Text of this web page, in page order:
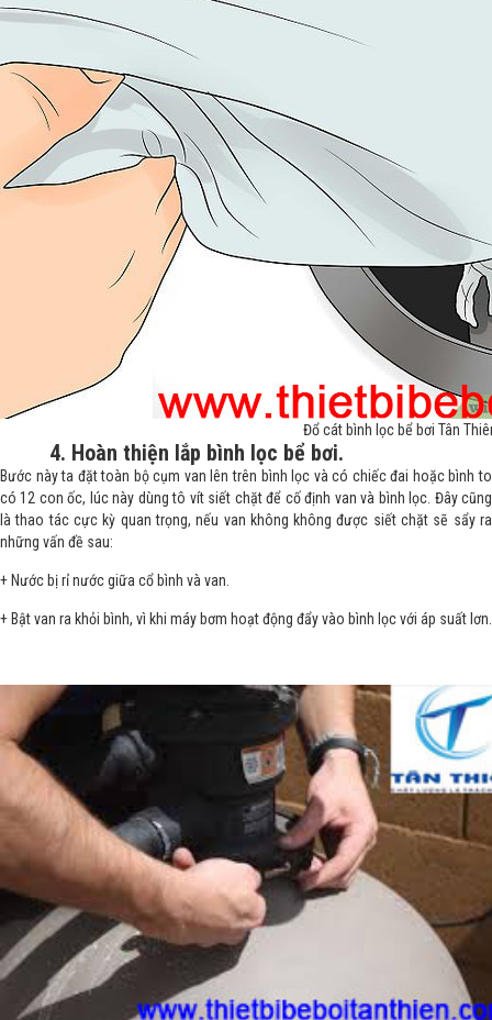
Đổ cát bình lọc bể bơi Tân
4. Hoàn thiện lắp bình lọc bể bơi.
Bước này ta đặt toàn bộ cụm van lên trên bình lọc và có chiếc đai hoặc bình to
có 12 con ốc, lúc này dùng tô vít siết chặt để cố định van và bình lọc. Đây cũng
là thao tác cực kỳ quan trọng, nếu van không không được siết chặt sẽ sẩy ra
những vấn đề sau:
+ Nước bị rỉ nước giữa cổ bình và van.
+ Bật van ra khỏi bình, vì khi máy bơm hoạt động đẩy vào bình lọc với áp suất lơn.